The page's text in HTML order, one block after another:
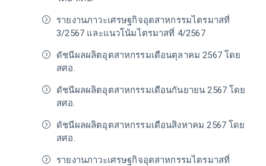
รายงานภาวะเศรษฐกิจอุตสาหกรรมไตรมาสที่
3/2567 และแนวโน้มไตรมาสที่ 4/2567
ดัชนีผลผลิตอุตสาหกรรมเดือนตุลาคม 2567 โดย
สศอ.
ดัชนีผลผลิตอุตสาหกรรมเดือนกันยายน 2567 โดย
สศอ.
ดัชนีผลผลิตอุตสาหกรรมเดือนสิงหาคม 2567 โดย
สศอ.
รายงานภาวะเศรษฐกิจอุตสาหกรรมไตรมาสที่